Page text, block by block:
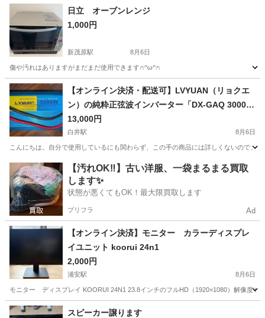
茨城 常陸大宮市 静駅 その他
日立 オーブンレンジ
1,000円
新茂原駅 8月6日
傷や汚れはありますがまだまだ使用できます∩^ω^∩
千葉 茂原市 新茂原駅 キッチン家電
【オンライン決済・配送可】LVYUAN（リョクエ
ン）の純粋正弦波インバーター「DX-GAQ 3000
W」
13,000円
白井駅 8月6日
こんにちは。自分で使用しているにも関わらず、この手の商品には詳しくないので、
千葉 白井市 白井駅 その他 キッチンカー
【汚れOK‼️】古い洋服、一袋まるまる買取
します✨
状態が悪くてもOK！最大限買取します
プリフラ Ad
【オンライン決済】モニター カラーディスプレ
イユニット koorui 24n1
2,000円
浦安駅 8月6日
モニター ディスプレイ KOORUI 24N1 23.8インチのフルHD（1920×1080）解像度を
千葉 浦安市 浦安駅 その他
スピーカー譲ります